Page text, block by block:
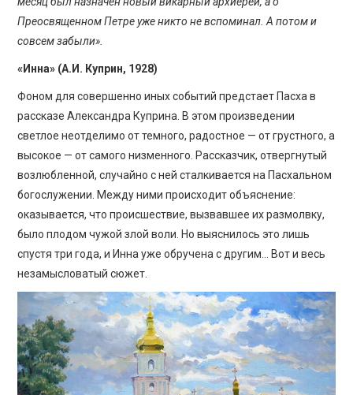
Преосвященном Петре уже никто не вспоминал. А потом и
совсем забыли».
«Инна» (А.И. Куприн, 1928)
Фоном для совершенно иных событий предстает Пасха в
рассказе Александра Куприна. В этом произведении
светлое неотделимо от темного, радостное — от грустного, а
высокое — от самого низменного. Рассказчик, отвергнутый
возлюбленной, случайно с ней сталкивается на Пасхальном
богослужении. Между ними происходит объяснение:
оказывается, что происшествие, вызвавшее их размолвку,
было плодом чужой злой воли. Но выяснилось это лишь
спустя три года, и Инна уже обручена с другим… Вот и весь
незамысловатый сюжет.